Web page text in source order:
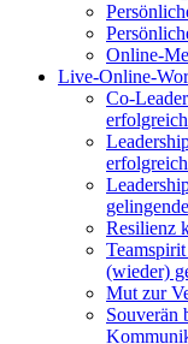
Online-
Live-Online-
Co-
Resilienz
(wieder)
Mut zur
Souverän